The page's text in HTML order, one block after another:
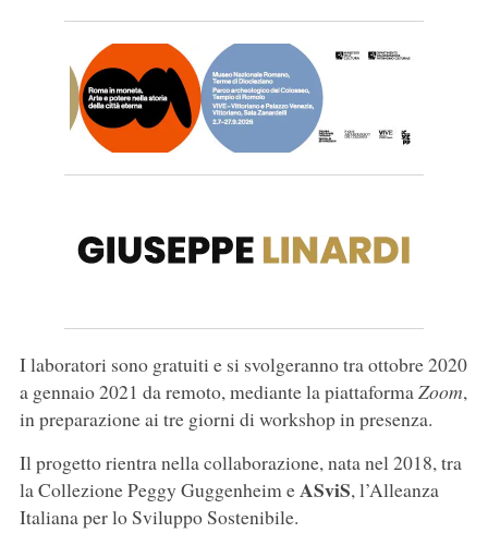
I laboratori sono gratuiti e si svolgeranno tra ottobre 2020
a gennaio 2021 da remoto, mediante la piattaformaZoom,
in preparazione ai tre giorni di workshop in presenza.
Il progetto rientra nella collaborazione, nata nel 2018, tra
la Collezione Peggy Guggenheim eASviS, l’Alleanza
Italiana per lo Sviluppo Sostenibile.